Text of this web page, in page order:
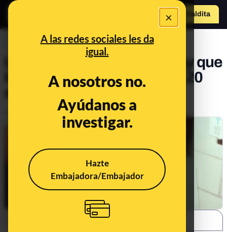
×
A las redes sociales les da
igual.
A nosotros no.
Ayúdanos a
investigar.
Hazte
Embajadora/Embajador
Hazte Maldito
a
PREBUNKING
La física explica por qué hay que
lavarse las manos durante 20
segundos
Aug 23, 2021, 10:45:23 AM